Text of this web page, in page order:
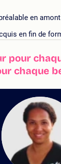
en
en fin de
pour
chaque